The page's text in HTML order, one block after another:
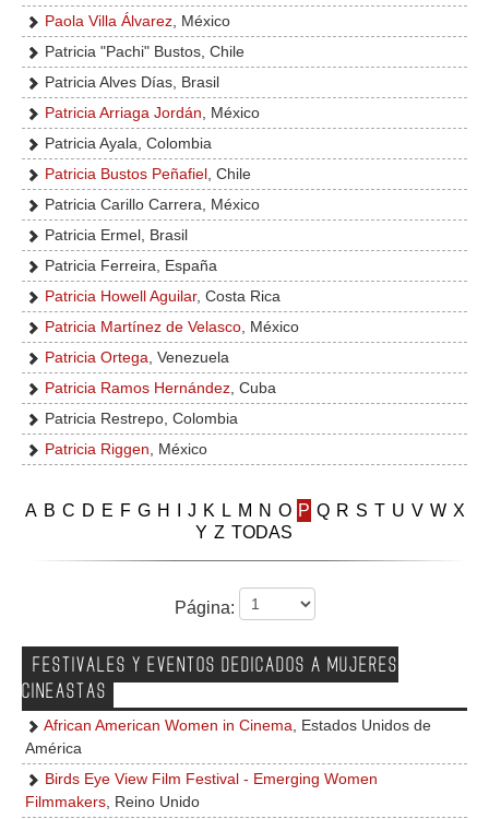
Paola Villa Álvarez , México
Patricia "Pachi" Bustos, Chile
Patricia Alves Días, Brasil
Patricia Arriaga Jordán , México
Patricia Ayala, Colombia
Patricia Bustos Peñafiel
, Chile
Patricia Carillo Carrera, México
Patricia Ermel, Brasil
Patricia Ferreira, España
Patricia Howell Aguilar, Costa Rica
Patricia Martínez de Velasco , México
Patricia Ortega , Venezuela
Patricia Ramos Hernández , Cuba
Patricia Restrepo, Colombia
Patricia Riggen , México
A B C D E F G H J K L M N O P Q R S T U V W X
Y Z TODAS
Página:
FESTIVALES Y EVENTOS DEDICADOS A MUJERES
CINEASTAS
African American Women in Cinema , Estados Unidos de
América
Birds Eye View Film Festival - Emerging Women
Filmmakers , Reino Unido